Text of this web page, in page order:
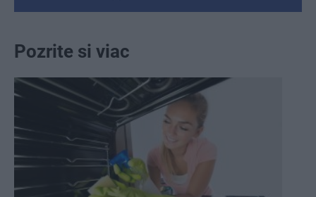
Pozrite si viac